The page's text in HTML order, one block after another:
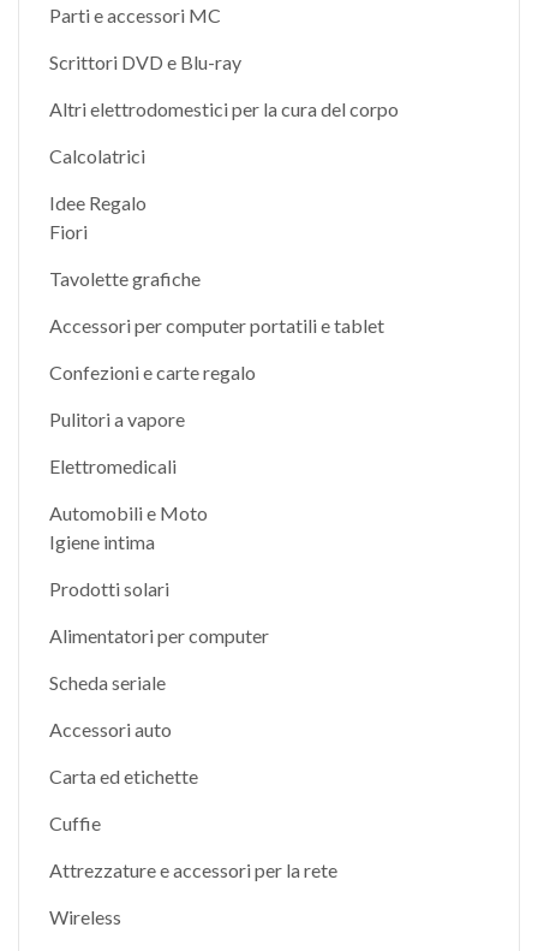
Parti e accessori MC
Scrittori DVD e Blu-ray
Altri elettrodomestici per la cura del corpo
Calcolatrici
Idee Regalo
Fiori
Tavolette grafiche
Accessori per computer portatili e tablet
Confezioni e carte regalo
Pulitori a vapore
Elettromedicali
Automobili e Moto
Igiene intima
Prodotti solari
Alimentatori per computer
Scheda seriale
Accessori auto
Carta ed etichette
Cuffie
Attrezzature e accessori per la rete
Wireless